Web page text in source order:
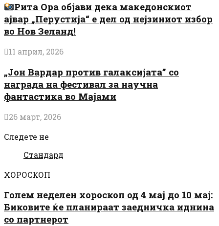
Рита Ора објави дека македонскиот
ајвар „Перустија“ е дел од нејзиниот избор
во Нов Зеланд!
11 април, 2026
„Јон Вардар против галаксијата” со
награда на фестивал за научна
фантастика во Мајами
26 март, 2026
Следете не
Стандард
ХОРОСКОП
Голем неделен хороскоп од 4 мај до 10 мај:
Биковите ќе планираат заедничка иднина
со партнерот